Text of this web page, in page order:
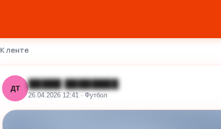
К ленте
ДТ █████ ████████
26.04.2026 12:41 · Футбол